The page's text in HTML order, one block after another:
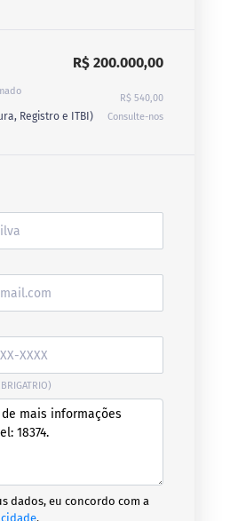
R$ 200.000,00
R$ 540,00
Registro e ITBI) Consulte-nos
dados, eu concordo com a
.